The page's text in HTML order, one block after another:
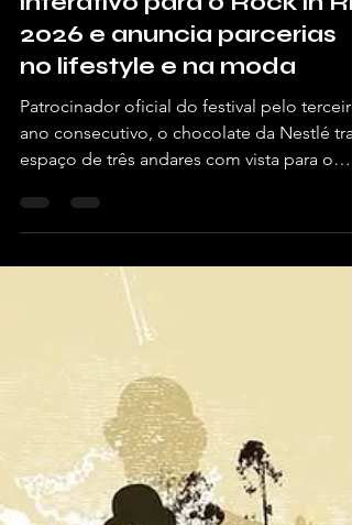
KitKat® revela estande
interativo para o Rock in
2026 e anuncia parcerias
no lifestyle e na moda
Patrocinador oficial do festival pelo terceiro
ano consecutivo, o chocolate da Nestlé traz
collabs exclusivas e pocket show de Luísa
Sonza e DENNIS